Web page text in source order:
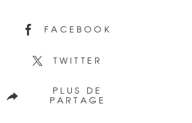
FACEBOOK
TWITTER
PLUS DE
PARTAGE